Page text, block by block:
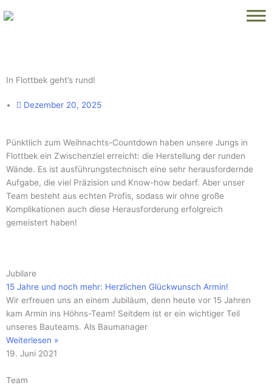
Inhalt
In Flottbek geht’s rund!
Dezember 20, 2025
Pünktlich zum Weihnachts-Countdown haben unsere Jungs in
Flottbek ein Zwischenziel erreicht: die Herstellung der runden
Wände. Es ist ausführungstechnisch eine sehr herausfordernde
Aufgabe, die viel Präzision und Know-how bedarf. Aber unser
Team besteht aus echten Profis, sodass wir ohne große
Komplikationen auch diese Herausforderung erfolgreich
gemeistert haben!
Jubilare
15 Jahre und noch mehr: Herzlichen Glückwunsch Armin!
Wir erfreuen uns an einem Jubiläum, denn heute vor 15 Jahren
kam Armin ins Höhns-Team! Seitdem ist er ein wichtiger Teil
unseres Bauteams. Als Baumanager
Weiterlesen »
19. Juni 2021
Team